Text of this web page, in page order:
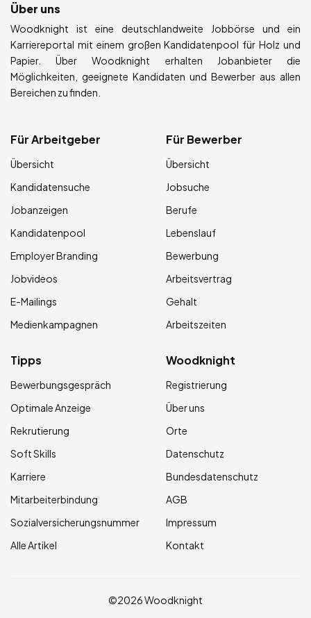
Über uns
Woodknight ist eine deutschlandweite Jobbörse und ein
Karriereportal mit einem großen Kandidatenpool für Holz und
Papier. Über Woodknight erhalten Jobanbieter die
Möglichkeiten, geeignete Kandidaten und Bewerber aus allen
Bereichen zu finden.
Für Arbeitgeber
Übersicht
Kandidatensuche
Jobanzeigen
Kandidatenpool
Employer Branding
Jobvideos
E-Mailings
Medienkampagnen
Für Bewerber
Übersicht
Jobsuche
Berufe
Lebenslauf
Bewerbung
Arbeitsvertrag
Gehalt
Arbeitszeiten
Tipps
Bewerbungsgespräch
Optimale Anzeige
Rekrutierung
Soft Skills
Karriere
Mitarbeiterbindung
Sozialversicherungsnummer
Alle Artikel
Woodknight
Registrierung
Über uns
Orte
Datenschutz
Bundesdatenschutz
AGB
Impressum
Kontakt
©2026 Woodknight